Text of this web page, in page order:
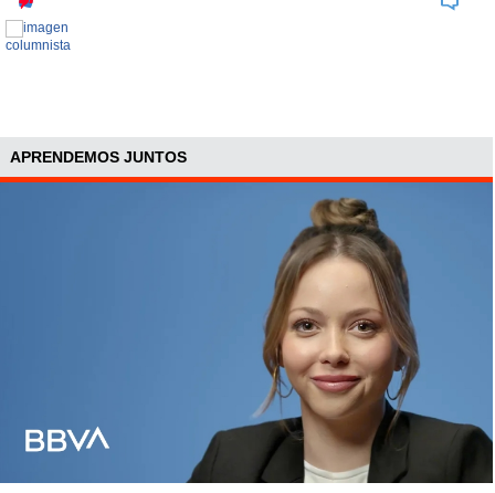
APRENDEMOS JUNTOS